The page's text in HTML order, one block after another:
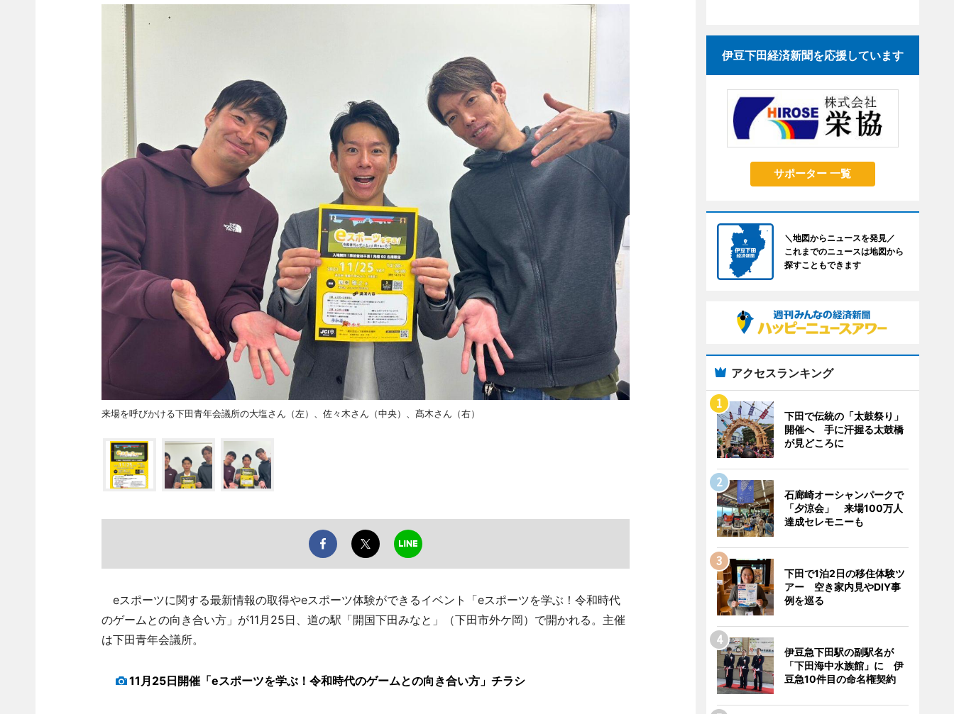
来場を呼びかける下田青年会議所の大塩さん（左）、佐々木さん（中央）、髙木さん（右）
eスポーツに関する最新情報の取得やeスポーツ体験ができるイベント「eスポーツを学ぶ！令和時代
のゲームとの向き合い方」が11月25日、道の駅「開国下田みなと」（下田市外ケ岡）で開かれる。主催
は下田青年会議所。
11月25日開催「eスポーツを学ぶ！令和時代のゲームとの向き合い方」チラシ
伊豆下田経済新聞を応援しています
サポーター 一覧
＼地図からニュースを発見／
これまでのニュースは地図から
探すこともできます
アクセスランキング
下田で伝統の「太鼓祭り」
開催へ 手に汗握る太鼓橋
が見どころに
石廊崎オーシャンパークで
「夕涼会」 来場100万人
達成セレモニーも
下田で1泊2日の移住体験ツ
アー 空き家内見やDIY事
例を巡る
伊豆急下田駅の副駅名が
「下田海中水族館」に 伊
豆急10件目の命名権契約